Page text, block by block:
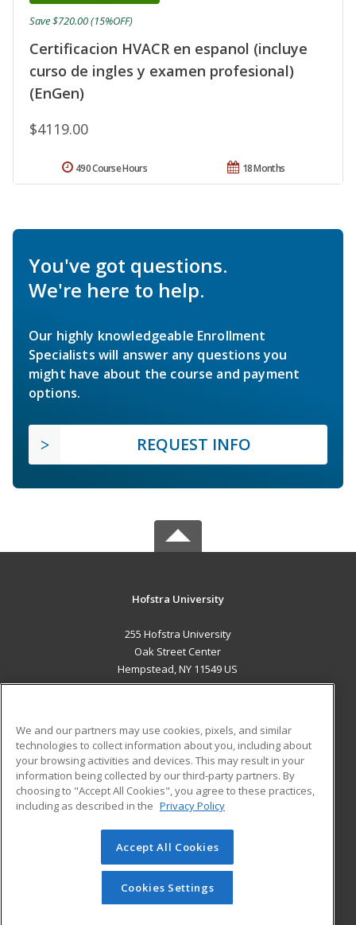
Certificacion HVACR en espanol (incluye
curso de ingles y examen profesional)
(EnGen)
$4119.00
Save $720.00 (15%OFF)
18 Months
490 Course Hours
You've got questions.
We're here to help.
Our highly knowledgeable Enrollment
Specialists will answer any questions you
might have about the course and payment
options.
REQUEST INFO
Hofstra University
255 Hofstra University
Oak Street Center
Hempstead, NY 11549 US
ADDITIONAL RESOURCES
Military
Financial Assistance
Help
Student Blog
© 2026 ed2go, a division of Cengage Learning. All rights
reserved. The material on this site cannot be reproduced or
redistributed unless you have obtained prior written
permission from Cengage Learning.Privacy Policy
We and our partners may use cookies, pixels, and similar
technologies to collect information about you, including about
your browsing activities and devices. This may result in your
information being collected by our third-party partners. By
choosing to "Accept All Cookies", you agree to these practices,
including as described in the Privacy Policy
Accept All Cookies
Cookies Settings